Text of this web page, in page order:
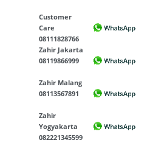
Customer
Care
08111828766
Zahir Jakarta
08119866999
Zahir Malang
08113567891
Zahir
Yogyakarta
082221345599